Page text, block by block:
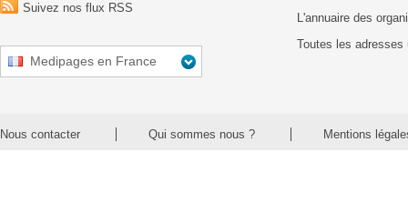
Suivez nos flux RSS
Medipages en France
L'annuaire des
Toutes les adresses
Nous contacter Qui sommes nous ? Mentions